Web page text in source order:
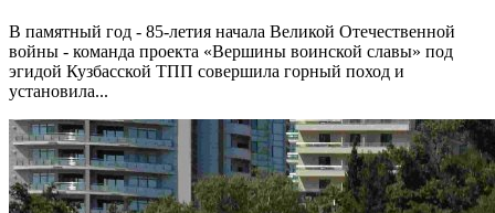
В памятный год - 85-летия начала Великой Отечественной
войны - команда проекта «Вершины воинской славы» под
эгидой Кузбасской ТПП совершила горный поход и
установила...